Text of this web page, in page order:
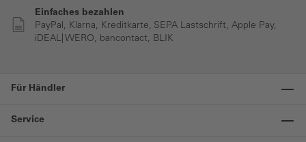
Einfaches bezahlen
PayPal, Klarna, Kreditkarte, SEPA Lastschrift, Apple Pay,
iDEAL| WERO, bancontact, BLIK
Für Händler
Service